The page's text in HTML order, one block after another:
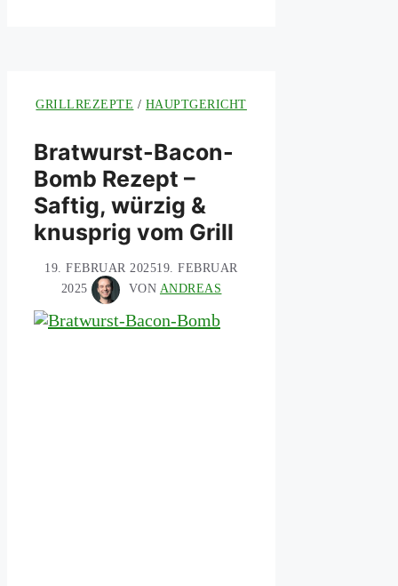
GRILLREZEPTE / HAUPTGERICHT
Bratwurst-Bacon-
Bomb Rezept –
Saftig, würzig &
knusprig vom Grill
19. FEBRUAR 202519. FEBRUAR
2025
VON ANDREAS